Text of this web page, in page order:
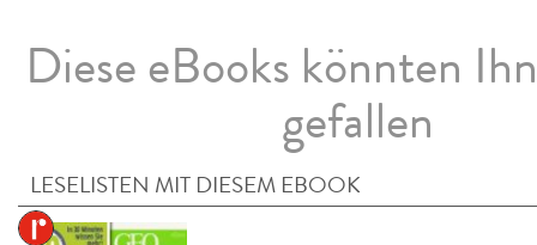
Diese eBooks könnten
gefallen
LESELISTEN MIT DIESEM EBOOK